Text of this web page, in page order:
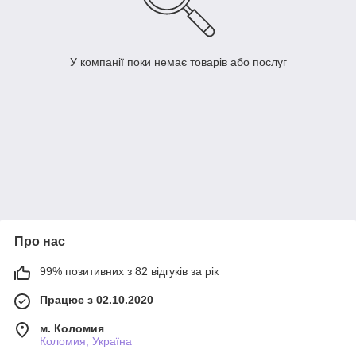
У компанії поки немає товарів або послуг
Про нас
99% позитивних з 82 відгуків за рік
Працює з 02.10.2020
м. Коломия
Коломия, Україна